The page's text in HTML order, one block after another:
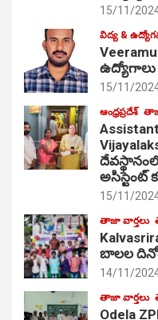
15/11/
విద్య &
ఉద్యోగాలు
15/11/
ఆంధ్రప్రదేశ్
అసిస్టెంట్
15/11/
తాజా వార్తలు
బాలల
14/11/
తాజా వార్తలు
Odela